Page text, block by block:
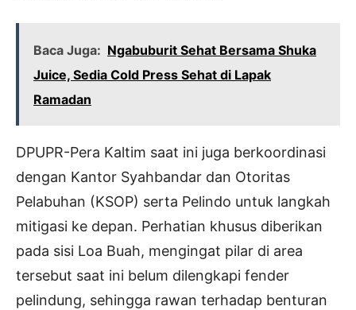
Baca Juga: Ngabuburit Sehat Bersama Shuka
Juice, Sedia Cold Press Sehat di Lapak
Ramadan
DPUPR-Pera Kaltim saat ini juga berkoordinasi
dengan Kantor Syahbandar dan Otoritas
Pelabuhan (KSOP) serta Pelindo untuk langkah
mitigasi ke depan. Perhatian khusus diberikan
pada sisi Loa Buah, mengingat pilar di area
tersebut saat ini belum dilengkapi fender
pelindung, sehingga rawan terhadap benturan